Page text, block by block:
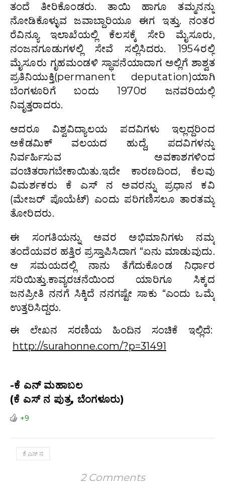
ತಂದೆ ತೀರಿಕೊಂಡರು. ತಾಯಿ ಹಾಗೂ ತಮ್ಮನನ್ನು
ನೋಡಿಕೊಳ್ಳುವ ಜವಾಬ್ದಾರಿಯೂ ಈಗ ಇತ್ತು. ನಂತರ
ರೆವಿನ್ಯೂ ಇಲಾಖೆಯಲ್ಲಿ ಕೆಲಸಕ್ಕೆ ಸೇರಿ ಮೈಸೂರು,
ನಂಜನಗೂಡುಗಳಲ್ಲಿ ಸೇವೆ ಸಲ್ಲಿಸಿದರು. 1954ರಲ್ಲಿ
ಮೈಸೂರು ಗೃಹಮಂಡಳಿ ಸ್ಥಾಪನೆಯಾದಾಗ ಅಲ್ಲಿಗೆ ಶಾಶ್ವತ
ಪ್ರತಿನಿಯುಕ್ತಿ(permanent deputation)ಯಾಗಿ
ಬೆಂಗಳೂರಿಗೆ ಬಂದು 1970ರ ಜನವರಿಯಲ್ಲಿ
ನಿವೃತ್ತರಾದರು.
ಆದರೂ ವಿಶ್ವವಿದ್ಯಾಲಯ ಪದವಿಗಳು ಇಲ್ಲದ್ದರಿಂದ
ಅಕೆಡಮಿಕ್ ವಲಯದ ಹುದ್ದೆ, ಪದವಿಗಳನ್ನು
ನಿರ್ವರ್ಹಿಸುವ ಅವಕಾಶಗಳಿಂದ
ವಂಚಿತರಾಗಬೇಕಾಯಿತು.ಇದೇ ಕಾರಣದಿಂದ, ಕೆಲವು
ವಿಮರ್ಶಕರು ಕೆ ಎಸ್ ನ ಅವರನ್ನು ಪ್ರಧಾನ ಕವಿ
(ಮೇಜರ್ ಪೊಯೆಟ್) ಎಂದು ಪರಿಗಣಿಸಲೂ ತಾರತಮ್ಯ
ತೋರಿದರು.
ಈ ಸಂಗತಿಯನ್ನು ಅವರ ಅಭಿಮಾನಿಗಳು ನಮ್ಮ
ತಂದೆಯವರ ಹತ್ತಿರ ಪ್ರಸ್ತಾಪಿಸಿದಾಗ “ಏನು ಮಾಡುವುದು.
ಆ ಸಮಯದಲ್ಲಿ ನಾನು ತೆಗೆದುಕೊಂಡ ನಿರ್ಧಾರ
ಸರಿಯಿತ್ತು.ಕಾವ್ಯರಚನೆಯಿಂದ ಯಾರಿಗೂ ಸಿಕ್ಕದ
ಜನಪ್ರೀತಿ ನನಗೆ ಸಿಕ್ಕಿದೆ ನನಗಷ್ಟೇ ಸಾಕು “ಎಂದು ಒಮ್ಮೆ
ಉತ್ತರಿಸಿದ್ದರು.
ಈ ಲೇಖನ ಸರಣಿಯ ಹಿಂದಿನ ಸಂಚಿಕೆ ಇಲ್ಲಿದೆ:
http://surahonne.com/?p=31491
-ಕೆ ಎನ್ ಮಹಾಬಲ
(ಕೆ ಎಸ್ ನ ಪುತ್ರ, ಬೆಂಗಳೂರು)
+9
ಕೆ ಎಸ್‌ ನ
2 Comments